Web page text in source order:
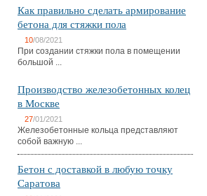
Как правильно сделать армирование
бетона для стяжки пола
10/08/2021
При создании стяжки пола в помещении
большой ...
Производство железобетонных колец
в Москве
27/01/2021
Железобетонные кольца представляют
собой важную ...
Бетон с доставкой в любую точку
Саратова